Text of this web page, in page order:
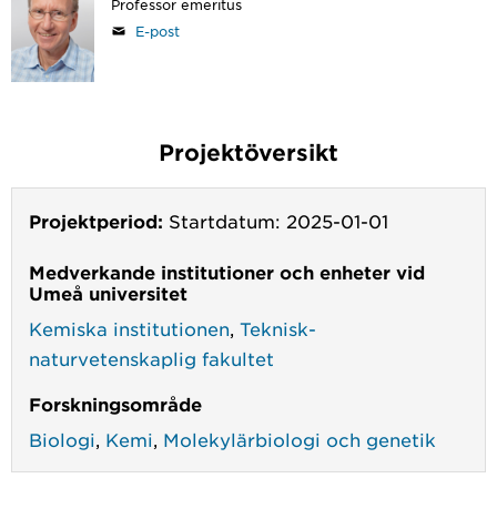
Professor emeritus
E-post
Projektöversikt
Projektperiod: Startdatum: 2025-01-01
Medverkande institutioner och enheter vid
Umeå universitet
Kemiska institutionen Teknisk-
naturvetenskaplig fakultet
Forskningsområde
Biologi Kemi Molekylärbiologi och genetik